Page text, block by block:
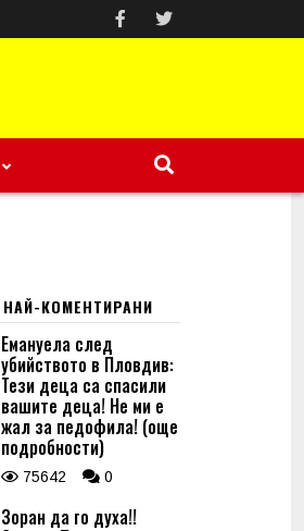
НАЙ-КОМЕНТИРАНИ
Емануела след
убийството в Пловдив:
Тези деца са спасили
вашите деца! Не ми е
жал за педофила! (още
подробности)
75642 0
Зоран да го духа!!